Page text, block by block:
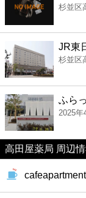
書店
ファミレス
ファーストフー
カフェ
ショッピング
杉並区
JR東
杉並区
ふら
2025
高田屋薬局 周辺
cafeapartment